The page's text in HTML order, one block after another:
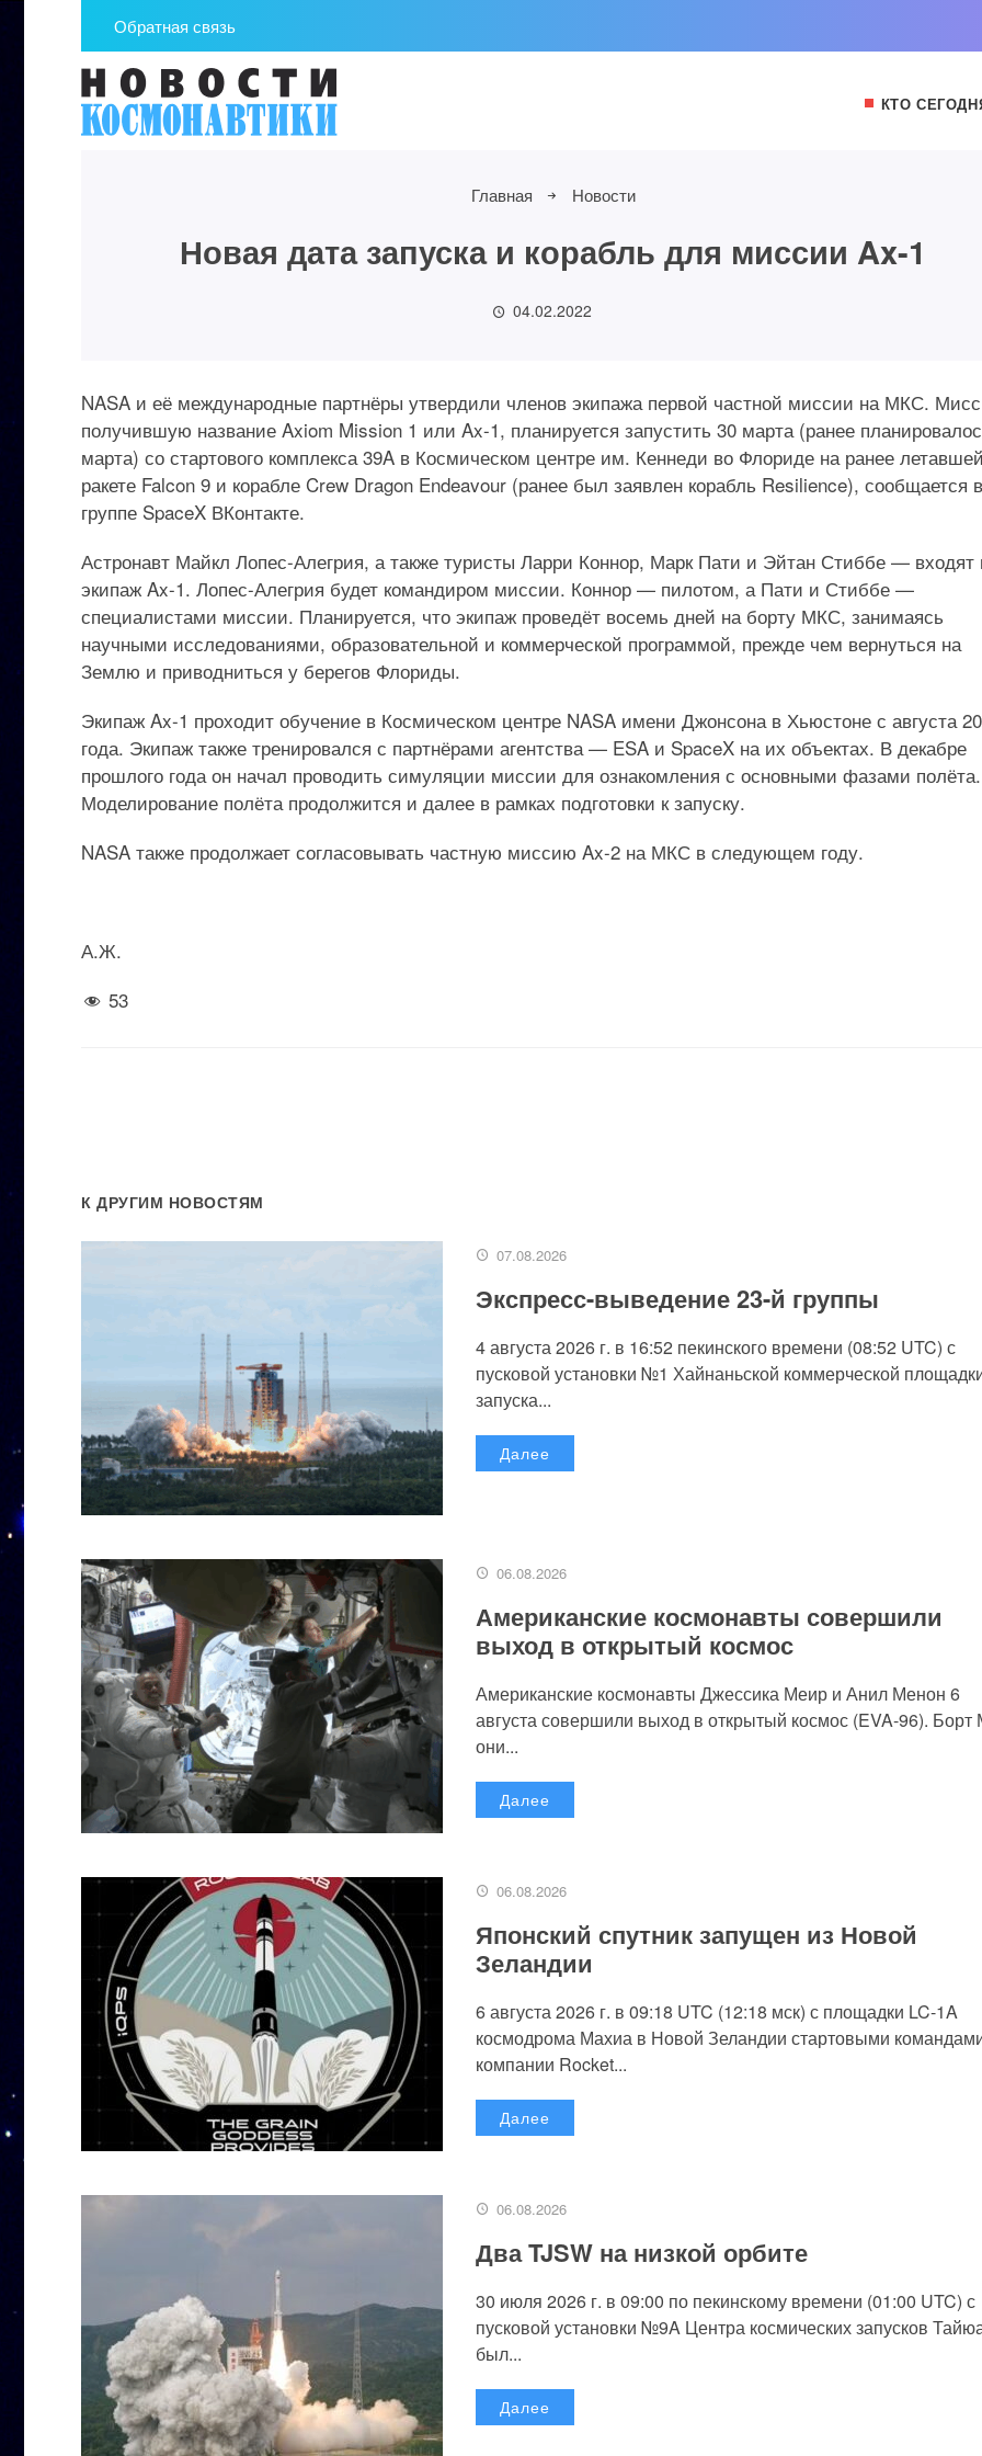
Обратная связь
КТО
Главная Новости
Новая дата запуска и корабль для миссии Ax-1
04.02.2022
NASA и её международные партнёры утвердили членов экипажа первой частной миссии на МКС.
получившую название Axiom Mission 1 или Ax-1, планируется запустить 30 марта (ранее
марта) со стартового комплекса 39A в Космическом центре им. Кеннеди во Флориде на ранее
ракете Falcon 9 и корабле Crew Dragon Endeavour (ранее был заявлен корабль Resilience), сообщается в
группе SpaceX ВКонтакте.
Астронавт Майкл Лопес-Алегрия, а также туристы Ларри Коннор, Марк Пати и Эйтан Стиббе — входят
экипаж Ax-1. Лопес-Алегрия будет командиром миссии. Коннор — пилотом, а Пати и Стиббе —
специалистами миссии. Планируется, что экипаж проведёт восемь дней на борту МКС, занимаясь
научными исследованиями, образовательной и коммерческой программой, прежде чем вернуться на
Землю и приводниться у берегов Флориды.
Экипаж Ax-1 проходит обучение в Космическом центре NASA имени Джонсона в Хьюстоне с августа
года. Экипаж также тренировался с партнёрами агентства — ESA и SpaceX на их объектах. В декабре
прошлого года он начал проводить симуляции миссии для ознакомления с основными фазами полёта.
Моделирование полёта продолжится и далее в рамках подготовки к запуску.
NASA также продолжает согласовывать частную миссию Ax-2 на МКС в следующем году.
А.Ж.
53
К ДРУГИМ НОВОСТЯМ
07.08.2026
Экспресс-выведение 23-й группы
4 августа 2026 г. в 16:52 пекинского времени (08:52 UTC) с
пусковой установки №1 Хайнаньской коммерческой
запуска...
Далее
06.08.2026
Американские космонавты совершили
выход в открытый космос
Американские космонавты Джессика Меир и Анил Менон 6
августа совершили выход в открытый космос (EVA-96).
они...
Далее
06.08.2026
Японский спутник запущен из Новой
Зеландии
6 августа 2026 г. в 09:18 UTC (12:18 мск) с площадки LC-1A
космодрома Махиа в Новой Зеландии стартовыми
компании Rocket...
Далее
06.08.2026
Два TJSW на низкой орбите
30 июля 2026 г. в 09:00 по пекинскому времени (01:00 UTC) с
пусковой установки №9A Центра космических запусков
был...
Далее